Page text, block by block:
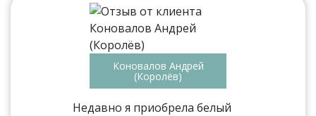
Коновалов Андрей
(Королёв)
Недавно я приобрела белый